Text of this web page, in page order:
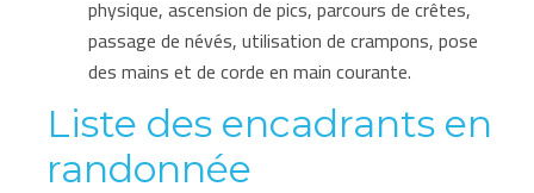
physique, ascension de pics, parcours de crêtes,
passage de névés, utilisation de crampons, pose
des mains et de corde en main courante.
Liste des encadrants en
randonnée